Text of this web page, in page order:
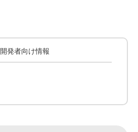
開発者向け情報